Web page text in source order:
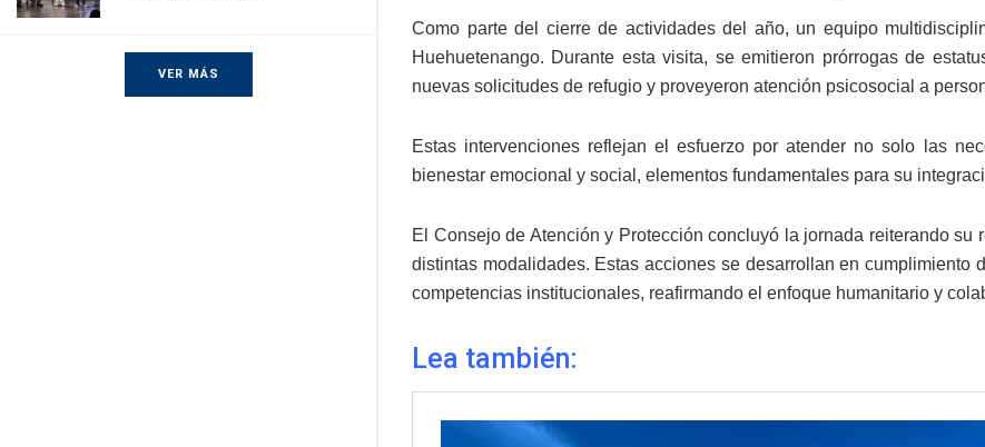
VER MÁS
Como parte del cierre de actividades del año, un equipo
Huehuetenango. Durante esta visita, se emitieron prórrogas de
nuevas solicitudes de refugio y proveyeron atención psicosocial a
Estas intervenciones reflejan el esfuerzo por atender no solo las
bienestar emocional y social, elementos fundamentales para su
El Consejo de Atención y Protección concluyó la jornada reiterando
distintas modalidades. Estas acciones se desarrollan en
competencias institucionales, reafirmando el enfoque humanitario y
Lea también: